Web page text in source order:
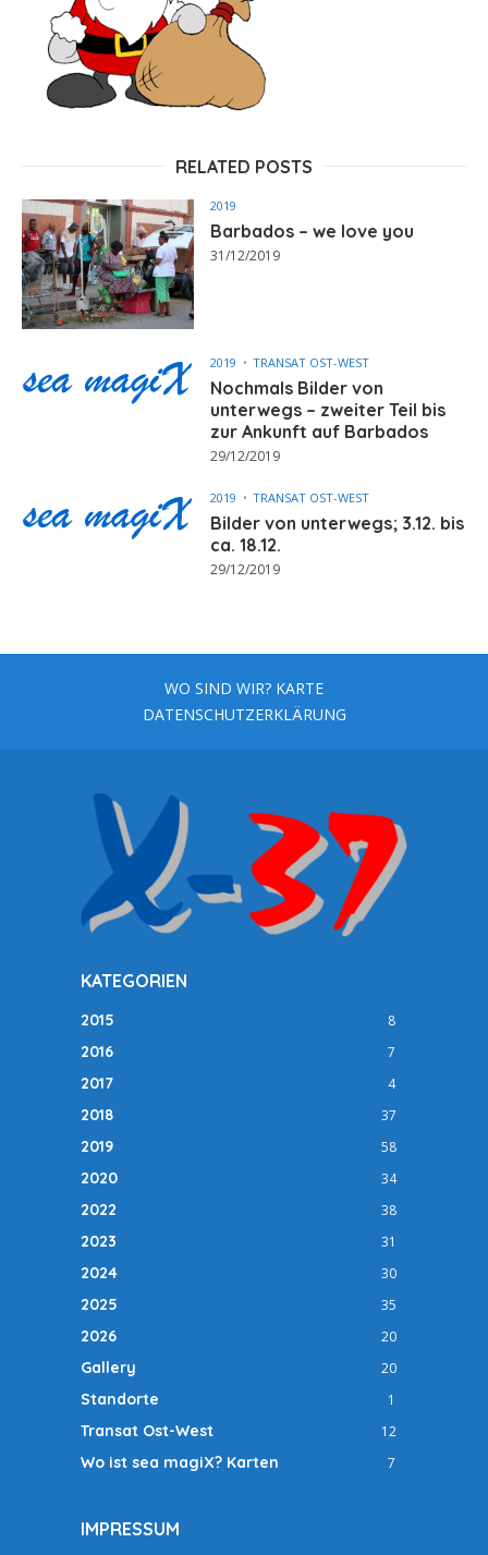
RELATED POSTS
2019
Barbados – we love you
31/12/2019
2019 TRANSAT OST-WEST
Nochmals Bilder von
unterwegs – zweiter Teil bis
zur Ankunft auf Barbados
29/12/2019
2019 TRANSAT OST-WEST
Bilder von unterwegs; 3.12. bis
ca. 18.12.
29/12/2019
WO SIND WIR? KARTE
DATENSCHUTZERKLÄRUNG
KATEGORIEN
2015 8
2016 7
2017 4
2018 37
2019 58
2020 34
2022 38
2023 31
2024 30
2025 35
2026 20
Gallery 20
Standorte 1
Transat Ost-West 12
Wo ist sea magiX? Karten 7
IMPRESSUM